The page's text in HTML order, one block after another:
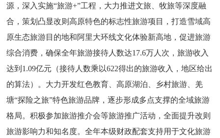
源，深入实施“旅游+”工程，大力推进文旅、牧旅等深度融
合，策划凸显改则高原特色的标志性旅游项目，打造雪域高
原生态旅游目的地和阿里大环线文化体验新高地，促进旅游
综合消费，确保全年旅游接待人数达17.6万人次，旅游收入
达到1.09亿元（接待人数乘以622得出的旅游收入，地区给出
的算法）。大力开发红色教育、高原湖泊、乡村旅游、羌
塘“探险之旅”特色旅游品牌，逐步形成多点支撑的全域旅游
格局。积极参加旅游推介会等旅游推广活动，全面提升改则
旅游影响力和知名度。全年本级财政配套支持用于文化旅游